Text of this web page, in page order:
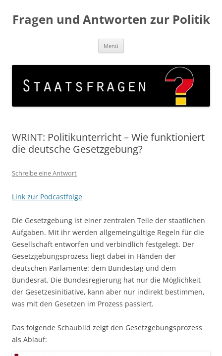
Fragen und Antworten zur Politik
Menü
WRINT: Politikunterricht – Wie funktioniert
die deutsche Gesetzgebung?
Schreibe eine Antwort
Link zur Podcastfolge
Die Gesetzgebung ist einer zentralen Teile der staatlichen
Aufgaben. Mit ihr werden allgemeingültige Regeln für die
Gesellschaft entworfen und verbindlich festgelegt. Der
Gesetzgebungsprozess liegt dabei in Händen der
deutschen Parlamente: dem Bundestag und dem
Bundesrat. Die Bundesregierung hat nur die Möglichkeit
der Gesetzesinitiative, kann aber nur indirekt bestimmen,
was mit den Gesetzen im Prozess passiert.
Das folgende Schaubild zeigt den Gesetzgebungsprozess
als Ablauf: